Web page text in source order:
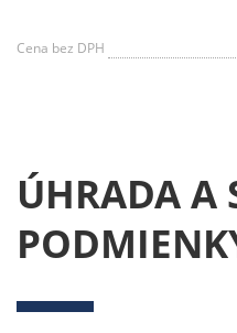
Cena bez DPH
ÚHRADA A